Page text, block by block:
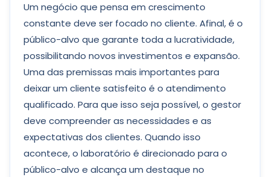
Um negócio que pensa em crescimento
constante deve ser focado no cliente. Afinal, é o
público-alvo que garante toda a lucratividade,
possibilitando novos investimentos e expansão.
Uma das premissas mais importantes para
deixar um cliente satisfeito é o atendimento
qualificado. Para que isso seja possível, o gestor
deve compreender as necessidades e as
expectativas dos clientes. Quando isso
acontece, o laboratório é direcionado para o
público-alvo e alcança um destaque no